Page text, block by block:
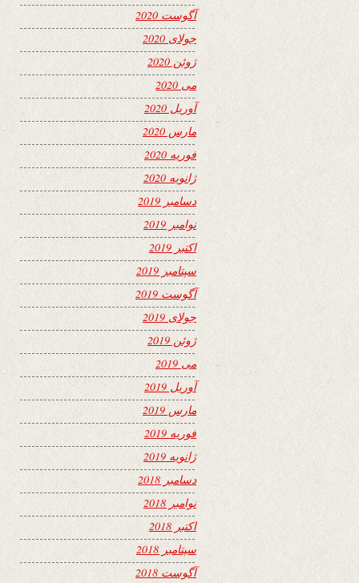
آگوست 2020
جولای 2020
ژوئن 2020
می 2020
آوریل 2020
مارس 2020
فوریه 2020
ژانویه 2020
دسامبر 2019
نوامبر 2019
اکتبر 2019
سپتامبر 2019
آگوست 2019
جولای 2019
ژوئن 2019
می 2019
آوریل 2019
مارس 2019
فوریه 2019
ژانویه 2019
دسامبر 2018
نوامبر 2018
اکتبر 2018
سپتامبر 2018
آگوست 2018